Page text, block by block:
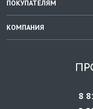
ПОКУПАТЕЛЯМ
КОМПАНИЯ
8